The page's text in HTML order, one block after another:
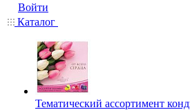
Войти
Каталог
Тематический ассортимент